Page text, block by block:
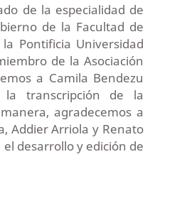
de la especialidad de
de la Facultad de
la Pontificia Universidad
de la Asociación
a Camila Bendezu
transcripción de la
agradecemos a
Addier Arriola y Renato
desarrollo y edición de